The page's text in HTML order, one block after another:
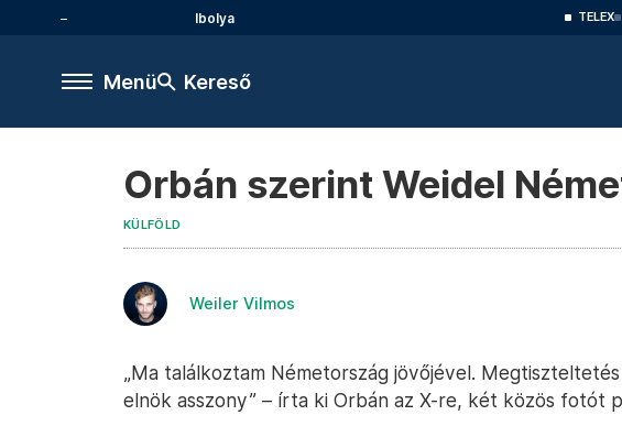
Ibolya TELEX
Menü Kereső
Orbán szerint Weidel
KÜLFÖLD
Weiler Vilmos
„Ma találkoztam Németország jövőjével.
elnök asszony” – írta ki Orbán az X-re, két közös fotót